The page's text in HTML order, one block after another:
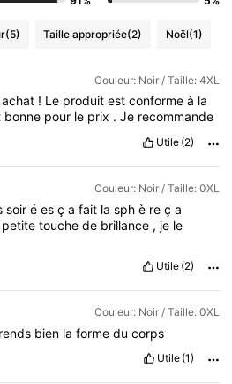
(5) Taille appropriée(2) Noël(1)
Couleur: Noir / Taille: 4XL
achat ! Le produit est conforme à la
bonne pour le prix .Je recommande
Utile (2)
Couleur: Noir / Taille: 0XL
soiréesçafait lasphè reça
petitetouchede brillance , je le
Utile (2)
Couleur: Noir / Taille: 0XL
bien laformeducorps
Utile (1)